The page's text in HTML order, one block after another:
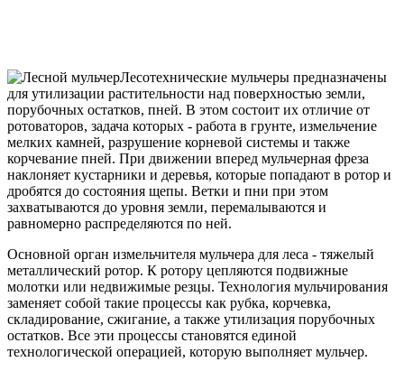
Лесотехнические мульчеры предназначены
для утилизации растительности над поверхностью земли,
порубочных остатков, пней. В этом состоит их отличие от
ротоваторов, задача которых - работа в грунте, измельчение
мелких камней, разрушение корневой системы и также
корчевание пней. При движении вперед мульчерная фреза
наклоняет кустарники и деревья, которые попадают в ротор и
дробятся до состояния щепы. Ветки и пни при этом
захватываются до уровня земли, перемалываются и
равномерно распределяются по ней.
Основной орган измельчителя мульчера для леса - тяжелый
металлический ротор. К ротору цепляются подвижные
молотки или недвижимые резцы. Технология мульчирования
заменяет собой такие процессы как рубка, корчевка,
складирование, сжигание, а также утилизация порубочных
остатков. Все эти процессы становятся единой
технологической операцией, которую выполняет мульчер.